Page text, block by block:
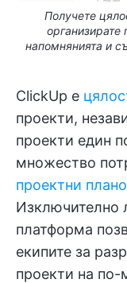
Получете
напомнянията и
ClickUp е
проекти,
проекти един
множество
проектни
Изключително
платформа
екипите за
проекти на по-